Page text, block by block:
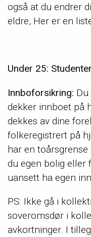
også at du endrer
eldre, Her er en
Under 25:
Innboforsikring:
dekker innboet på
dekkes av dine
folkeregistrert på
har en
du egen bolig eller
uansett ha egen
PS: Ikke gå i
soveromsdør i
avkortninger. I